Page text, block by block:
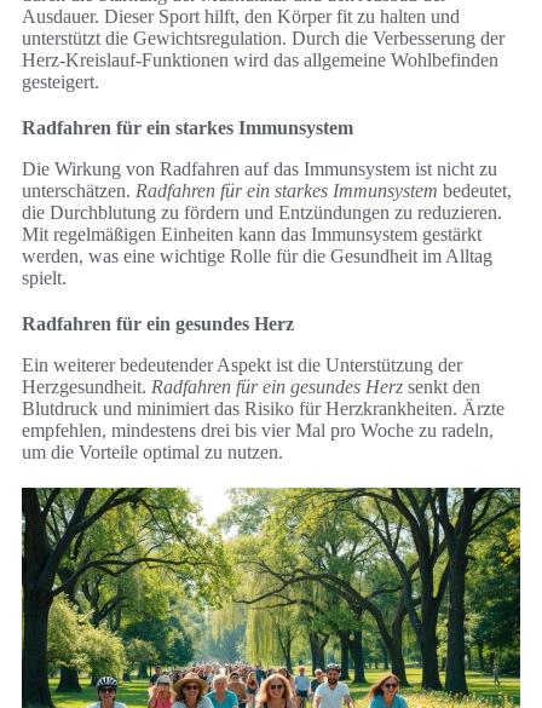
Ausdauer. Dieser Sport hilft, den Körper fit zu halten und
unterstützt die Gewichtsregulation. Durch die Verbesserung der
Herz-Kreislauf-Funktionen wird das allgemeine Wohlbefinden
gesteigert.
Radfahren für ein starkes Immunsystem
Die Wirkung von Radfahren auf das Immunsystem ist nicht zu
unterschätzen. Radfahren für ein starkes Immunsystem bedeutet,
die Durchblutung zu fördern und Entzündungen zu reduzieren.
Mit regelmäßigen Einheiten kann das Immunsystem gestärkt
werden, was eine wichtige Rolle für die Gesundheit im Alltag
spielt.
Radfahren für ein gesundes Herz
Ein weiterer bedeutender Aspekt ist die Unterstützung der
Herzgesundheit. Radfahren für ein gesundes Herz senkt den
Blutdruck und minimiert das Risiko für Herzkrankheiten. Ärzte
empfehlen, mindestens drei bis vier Mal pro Woche zu radeln,
um die Vorteile optimal zu nutzen.